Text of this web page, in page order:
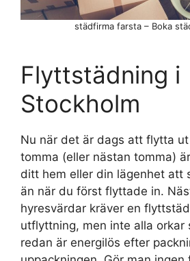
Flyttstädning i
Stockholm
Nu när det är dags att flytta
tomma (eller nästan tomma)
ditt hem eller din lägenhet att
än när du först flyttade in.
hyresvärdar kräver en
utflyttning, men inte alla orkar
redan är energilös efter
städfirma farsta – Boka